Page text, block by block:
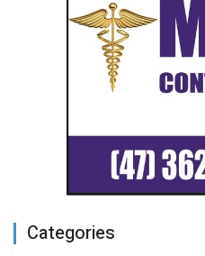
Categories